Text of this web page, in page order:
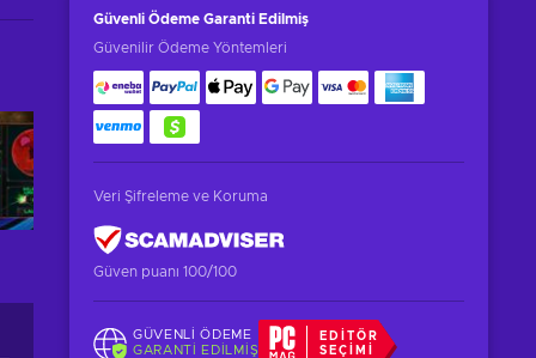
Güvenli Ödeme Garanti Edilmiş
Güvenilir Ödeme Yöntemleri
Veri Şifreleme ve Koruma
Güven puanı 100/100
GÜVENLI ÖDEME
GARANTI EDILMIŞ
EDITÖR
SEÇIMI